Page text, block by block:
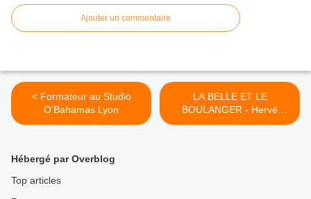
Ajouter un commentaire
< Formateur au Studio
O'Bahamas Lyon
LA BELLE ET LE
BOULANGER - Hervé
Mimran >
Hébergé par Overblog
Top articles